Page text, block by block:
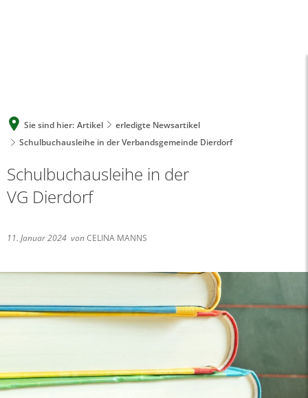
Sie sind hier: Artikel
erledigte Newsartikel
Schulbuchausleihe in der Verbandsgemeinde Dierdorf
Schulbuchausleihe in der
VG Dierdorf
11. Januar 2024 vonCELINA MANNS